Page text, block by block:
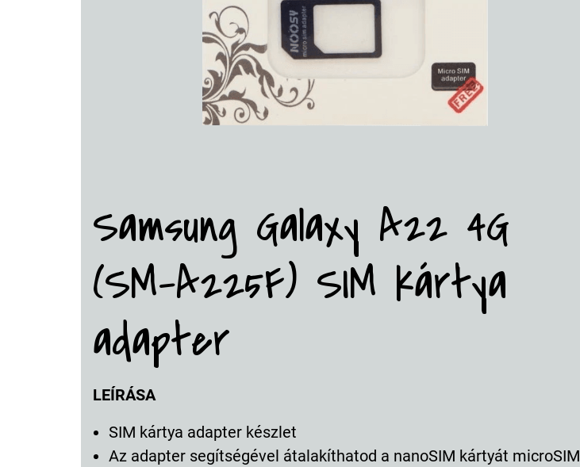
Samsung Galaxy A22 4G
(SM-A225F) SIM kártya
adapter
LEÍRÁSA
SIM kártya adapter készlet
Az adapter segítségével átalakíthatod a nanoSIM kártyát microSIM